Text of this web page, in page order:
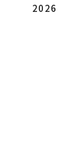
2026